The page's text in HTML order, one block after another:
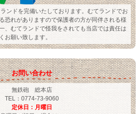
ンドを完備いたしております。むてランドでお
恐れがありますので保護者の方が同伴される様
、むてランドで怪我をされても当店では責任は
お願い致します。
お問い合わせ
無鉄砲 総本店
TEL：0774-73-9060
定休日：月曜日